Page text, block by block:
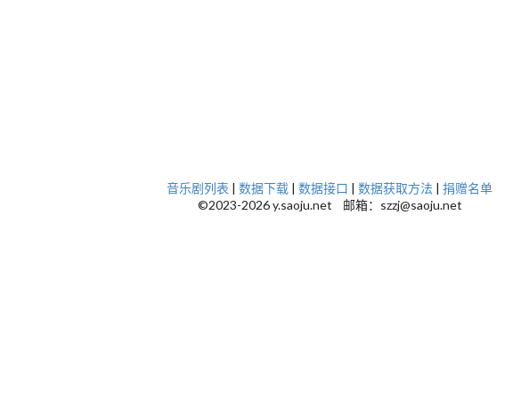
音乐剧列表 | 数据下载 | 数据接口 | 数据获取方法 | 捐赠名单
©2023-2026 y.saoju.net 邮箱：szzj@saoju.net